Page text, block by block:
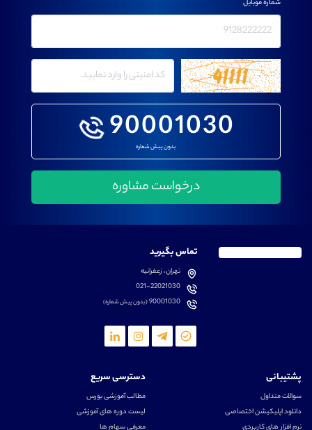
90001030
بدون پیش شماره
شماره موبایل
تماس بگیرید
تهران، زعفرانیه
021-22021030
90001030(بدون پیش شماره)
پشتیبانی
سوالات متداول
دانلود اپلیکیشن اختصاصی
نرم افزار های کاربردی
دسترسی سریع
مطالب آموزشی بورس
لیست دوره های آموزشی
معرفی سهام ها